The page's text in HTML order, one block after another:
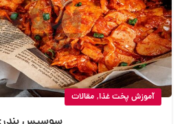
آموزش پخت غذا, مقالات